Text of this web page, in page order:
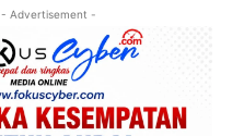
- Advertisement -